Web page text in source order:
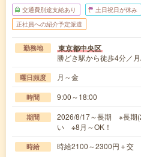
交通費別途支給あり 土日祝日が休み
正社員への紹介予定派遣
勤務地 東京都中央区
勝どき駅から徒歩4分／
曜日頻度 月～金
時間 9:00～18:00
期間
2026/8/17～長期 ※長期
い ※8月～OK！
時給 時給2100～2300円＋交